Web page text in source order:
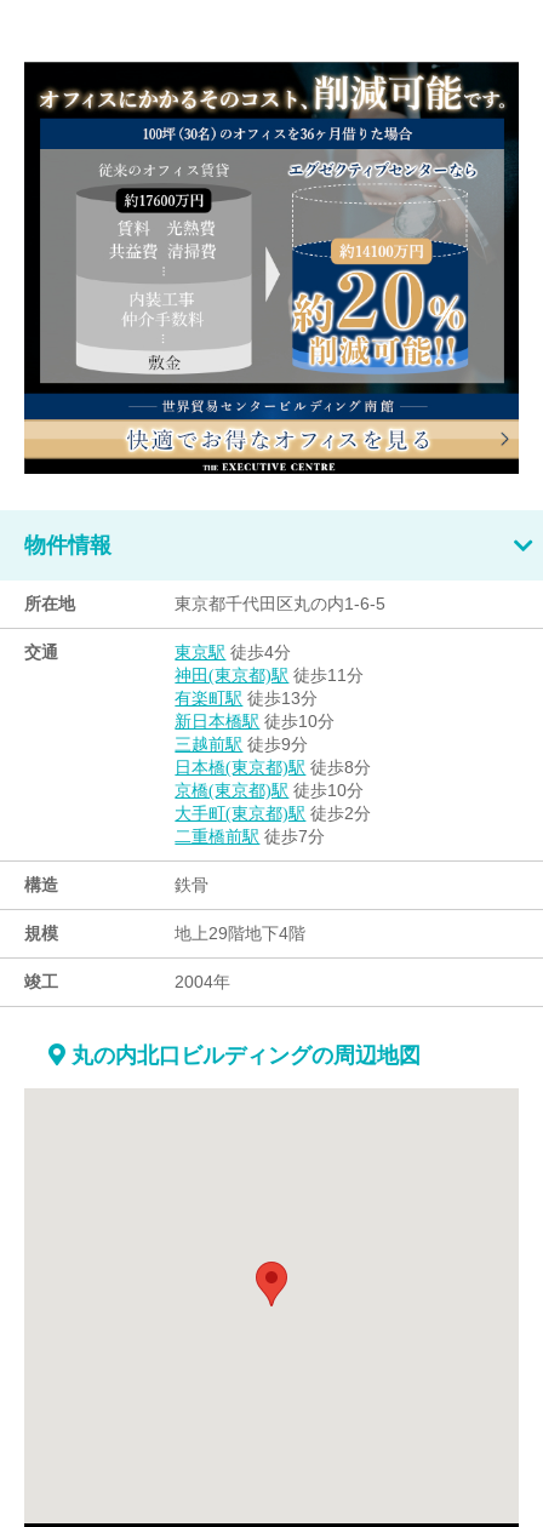
物件情報
所在地 東京都千代田区丸の内1-6-5
交通 東京駅 徒歩4分
神田(東京都)駅 徒歩11分
有楽町駅 徒歩13分
新日本橋駅 徒歩10分
三越前駅 徒歩9分
日本橋(東京都)駅 徒歩8分
京橋(東京都)駅 徒歩10分
大手町(東京都)駅 徒歩2分
二重橋前駅 徒歩7分
構造 鉄骨
規模 地上29階地下4階
竣工 2004年
丸の内北口ビルディングの周辺地図